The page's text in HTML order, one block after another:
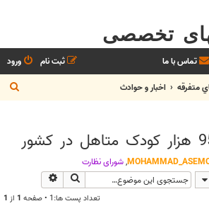
تخصصی
تماس با ما ورود
ثبت نام
متفرقه اخبار و حوادث
س
,شوراي نظارت
جستجو
تعداد پست ها:1 • صفحه 1 از 1